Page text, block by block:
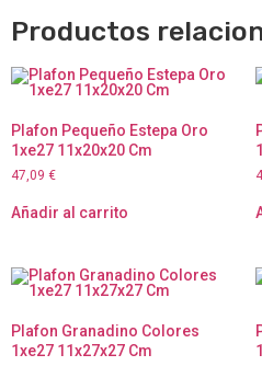
Productos
Plafon Pequeño Estepa Oro
1xe27 11x20x20 Cm
47,09 €
Añadir al carrito
Plafon Granadino Colores
1xe27 11x27x27 Cm